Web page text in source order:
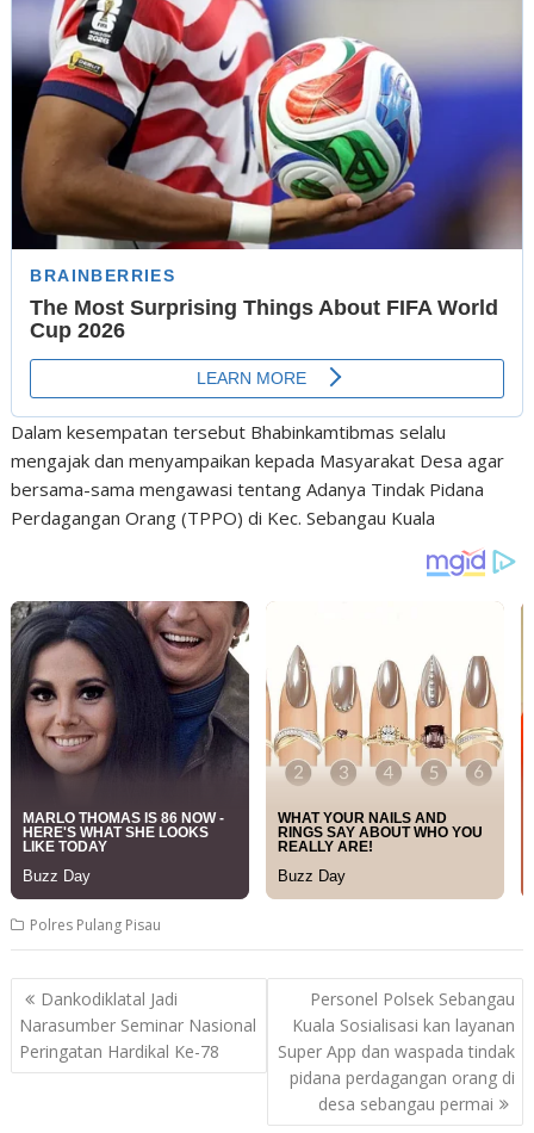
Dalam kesempatan tersebut Bhabinkamtibmas selalu
mengajak dan menyampaikan kepada Masyarakat Desa agar
bersama-sama mengawasi tentang Adanya Tindak Pidana
Perdagangan Orang (TPPO) di Kec. Sebangau Kuala
Polres Pulang Pisau
Post
navigation
Dankodiklatal Jadi
Narasumber Seminar Nasional
Peringatan Hardikal Ke-78
Personel Polsek Sebangau
Kuala Sosialisasi kan layanan
Super App dan waspada tindak
pidana perdagangan orang di
desa sebangau permai